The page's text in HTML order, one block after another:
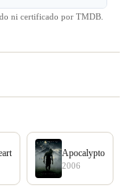
ni certificado por TMDB.
Apocalypto
2006